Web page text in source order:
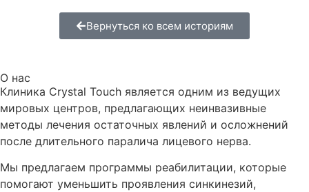
Вернуться ко всем историям
О нас
Клиника Crystal Touch является одним из ведущих
мировых центров, предлагающих неинвазивные
методы лечения остаточных явлений и осложнений
после длительного паралича лицевого нерва.
Мы предлагаем программы реабилитации, которые
помогают уменьшить проявления синкинезий,